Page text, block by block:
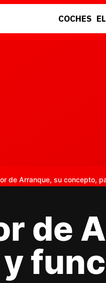
COCHES
de Arranque, su concepto,
de